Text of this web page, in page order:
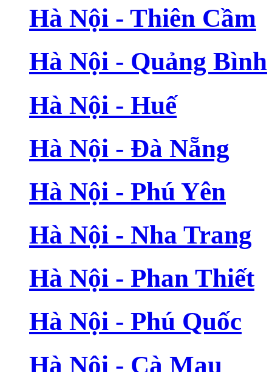
Hà Nội - Thiên Cầm
Hà Nội - Quảng Bình
Hà Nội - Huế
Hà Nội - Đà Nẵng
Hà Nội - Phú Yên
Hà Nội - Nha Trang
Hà Nội - Phan Thiết
Hà Nội - Phú Quốc
Hà Nội - Cà Mau